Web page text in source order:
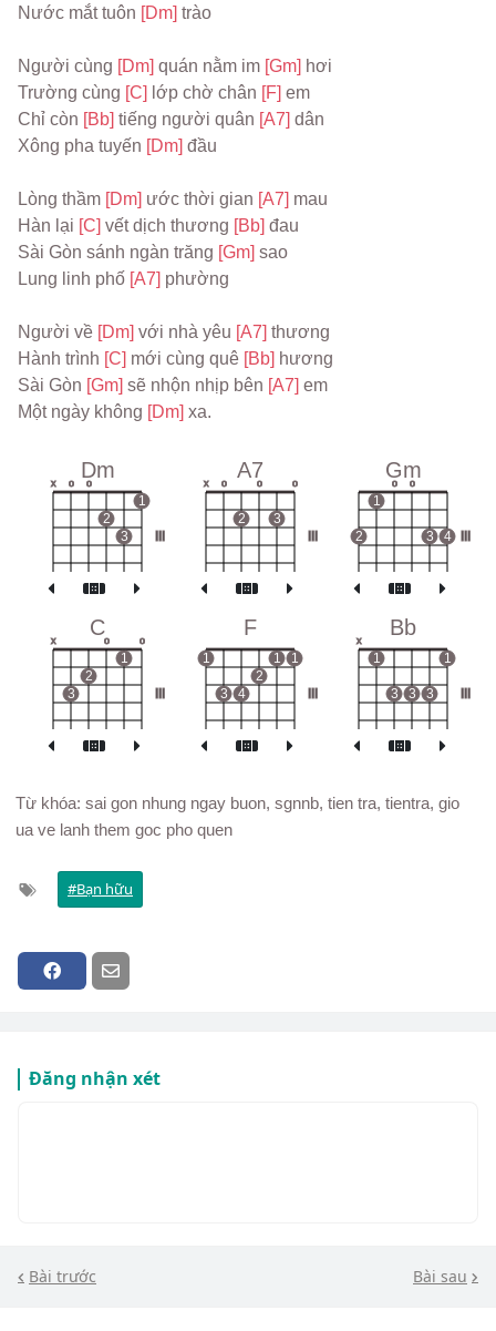
Nước mắt tuôn [Dm] trào
Người cùng [Dm] quán nằm im [Gm] hơi
Trường cùng [C] lớp chờ chân [F] em
Chỉ còn [Bb] tiếng người quân [A7] dân
Xông pha tuyến [Dm] đầu
Lòng thầm [Dm] ước thời gian [A7] mau
Hàn lại [C] vết dịch thương [Bb] đau
Sài Gòn sánh ngàn trăng [Gm] sao
Lung linh phố [A7] phường
Người về [Dm] với nhà yêu [A7] thương
Hành trình [C] mới cùng quê [Bb] hương
Sài Gòn [Gm] sẽ nhộn nhịp bên [A7] em
Một ngày không [Dm] xa.
Dm
x o o
2
3
1
A7
x o
2
o
3
o
Gm
2
1
o o
3 4
C
x
3
2
o
1
o
F
1
3 4
2
1 1
Bb
x
1
3 3 3
1
Từ khóa: sai gon nhung ngay buon, sgnnb, tien tra, tientra, gio
ua ve lanh them goc pho quen
Bạn hữu
Đăng nhận xét
Bài trước Bài sau